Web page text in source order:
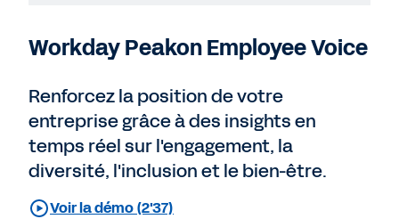
Workday Peakon Employee Voice
Renforcez la position de votre
entreprise grâce à des insights en
temps réel sur l'engagement, la
diversité, l'inclusion et le bien-être.
Voir la démo (2'37)